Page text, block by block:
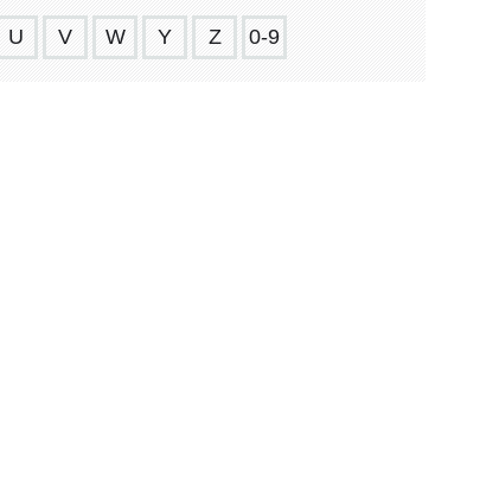
U V W Y Z 0-9